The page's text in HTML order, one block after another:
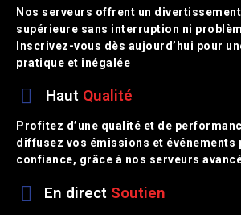
Nos serveurs offrent un
supérieure sans interruption ni
Inscrivez-vous dès aujourd’hui pour
pratique et inégalée
Haut Qualité
Profitez d’une qualité et de
diffusez vos émissions et événements
confiance, grâce à nos serveurs
En direct Soutien